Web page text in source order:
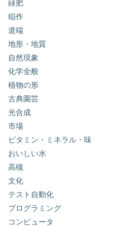
緑肥
稲作
道端
地形・地質
自然現象
化学全般
植物の形
古典園芸
光合成
市場
ビタミン・ミネラル・味
おいしい水
高槻
文化
テスト自動化
プログラミング
コンピュータ